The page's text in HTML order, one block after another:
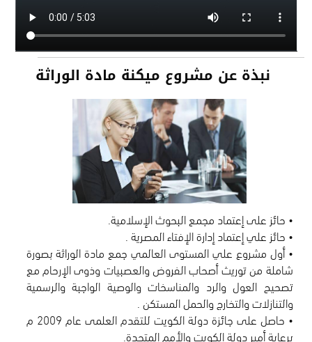
نبذة عن مشروع ميكنة مادة الوراثة
• أول مشروع علي المستوى العالمي جمع مادة الوراثة بصورة
شاملة من توريث أصحاب الفروض والعصبيات وذوى الإرحام مع
تصحيح العول والرد والمناسخات والوصية الواجبة والرسمية
• حاصل على جائزة دولة الكويت للتقدم العلمى عام 2009 م